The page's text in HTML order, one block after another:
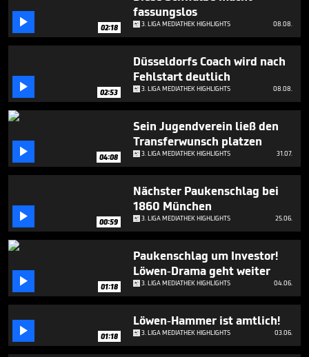
seconds
 02:18
fassungslos
3. LIGA MEDIATHEK HIGHLIGHTS 08.08.
 02:53
Düsseldorfs Coach wird nach
Fehlstart deutlich
3. LIGA MEDIATHEK HIGHLIGHTS 08.08.
 04:08
Sein Jugendverein ließ den
Transferwunsch platzen
3. LIGA MEDIATHEK HIGHLIGHTS 31.07.
 00:59
Nächster Paukenschlag bei
1860 München
3. LIGA MEDIATHEK HIGHLIGHTS 25.06.
 01:18
Paukenschlag um Investor!
Löwen-Drama geht weiter
3. LIGA MEDIATHEK HIGHLIGHTS 04.06.
 01:18
Löwen-Hammer ist amtlich!
3. LIGA MEDIATHEK HIGHLIGHTS 03.06.